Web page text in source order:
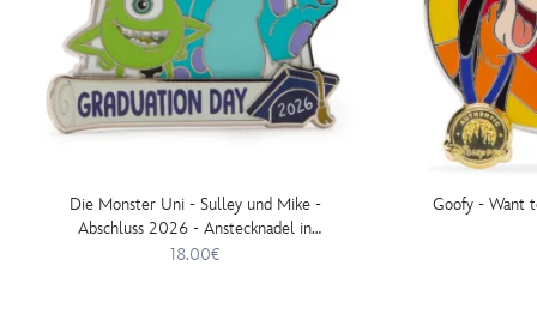
Die Monster Uni - Sulley und Mike -
Abschluss 2026 - Anstecknadel in
limitierter Auflage
18.00€
Goofy - Want